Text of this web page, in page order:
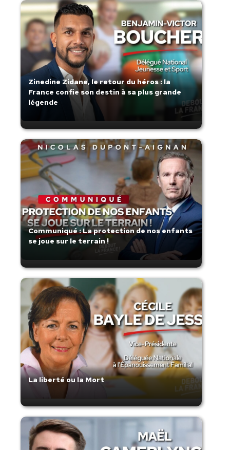
Zinedine Zidane, le retour du héros : la
France confie son destin à sa plus grande
légende
Communiqué : La protection de nos enfants
se joue sur le terrain !
La liberté ou la Mort